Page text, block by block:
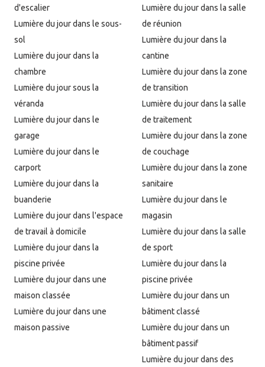
d'escalier
Lumière du jour dans le sous-
sol
Lumière du jour dans la
chambre
Lumière du jour sous la
véranda
Lumière du jour dans le
garage
Lumière du jour dans le
carport
Lumière du jour dans la
buanderie
Lumière du jour dans l'espace
de travail à domicile
Lumière du jour dans la
piscine privée
Lumière du jour dans une
maison classée
Lumière du jour dans une
maison passive
Lumière du jour dans la salle
de réunion
Lumière du jour dans la
cantine
Lumière du jour dans la zone
de transition
Lumière du jour dans la salle
de traitement
Lumière du jour dans la zone
de couchage
Lumière du jour dans la zone
sanitaire
Lumière du jour dans le
magasin
Lumière du jour dans la salle
de sport
Lumière du jour dans la
piscine privée
Lumière du jour dans un
bâtiment classé
Lumière du jour dans un
bâtiment passif
Lumière du jour dans des